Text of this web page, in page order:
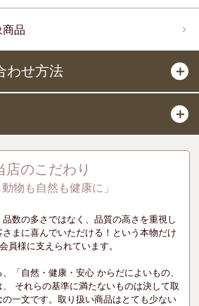
品
わせ方法 ＋
＋
店のこだわり
動物も自然も健康に」
数の多さではなく、品質の高さを重視し
まに喜んでいただける！という本物だけ
員様に支えられています。
「自然・健康・安心 からだによいもの、
それらの基準に満たないものは決して取
一文です。取り扱い商品はとても少ない